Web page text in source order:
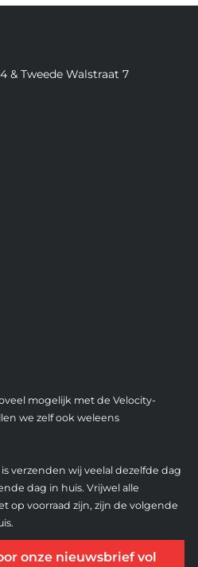
& Tweede Walstraat 7
mogelijk met de Velocity-
we zelf ook weleens
verzenden wij veelal dezelfde dag
dag in huis. Vrijwel alle
op voorraad zijn, zijn de volgende
onze nieuwsbrief vol